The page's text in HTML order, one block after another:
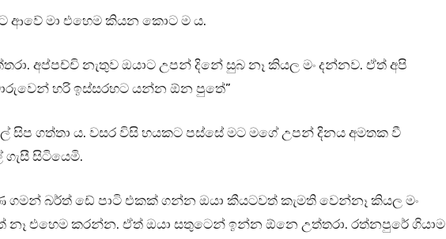
ආවේ මා එහෙම කියන කොට ම ය.
අප්පච්චි නැතුව ඔයාට උපන් දිනේ සුබ නෑ කියල මං දන්නව. ඒත් අපි
හරි ඉස්සරහට යන්න ඕන පුතේ”
සිප ගත්තා ය. වසර විසි හයකට පස්සේ මට මගේ උපන් දිනය අමතක වී
සිටියෙමි.
ගමන් බර්ත් ඩේ පාටි එකක් ගන්න ඔයා කීයටවත් කැමති වෙන්නෑ කියල මං
නෑ එහෙම කරන්න. ඒත් ඔයා සතුටෙන් ඉන්න ඕනෙ උත්තරා. රත්නපුරේ ගියාම